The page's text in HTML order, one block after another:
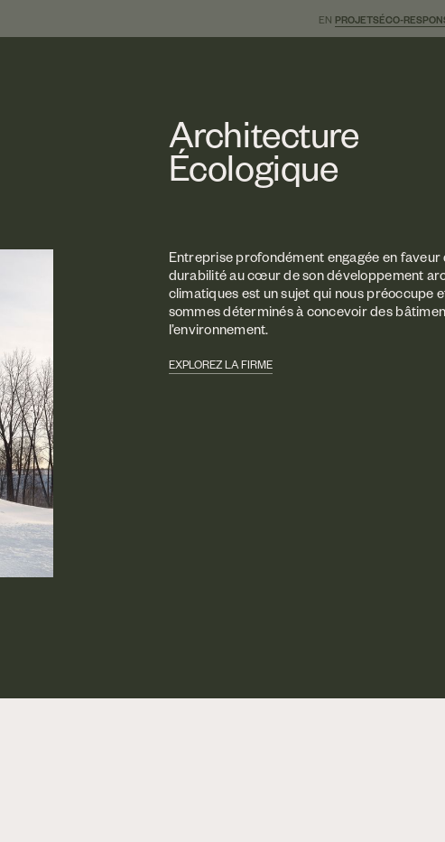
EN PROJETSÉCO-
Architecture
Écologique
Entreprise profondément engagée en
durabilité au cœur de son développement
climatiques est un sujet qui nous préoccupe
sommes déterminés à concevoir des
l’environnement.
EXPLOREZ LA FIRME